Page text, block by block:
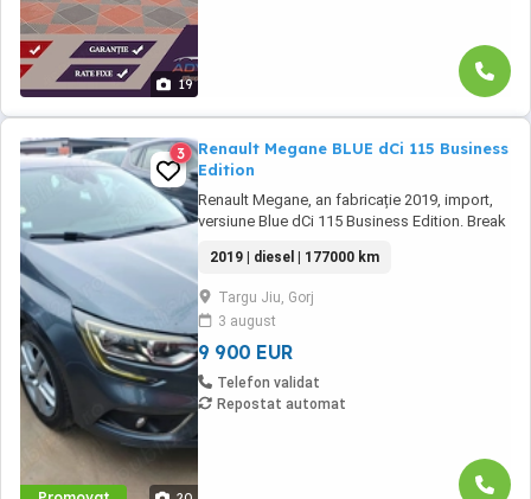
19
3
Renault Megane BLUE dCi 115 Business
Edition
Renault Megane, an fabricație 2019, import,
versiune Blue dCi 115 Business Edition. Break
fiabilitate și dotări avansate de confort și
siguranță. Mașina se prezintă într-o stare
tehnică foarte bună, cu multiple echipamente
pentru o experiență completă la volan. -Prima
...
2019 | diesel | 177000 km
Targu Jiu, Gorj
3 august
9 900 EUR
Telefon validat
Repostat automat